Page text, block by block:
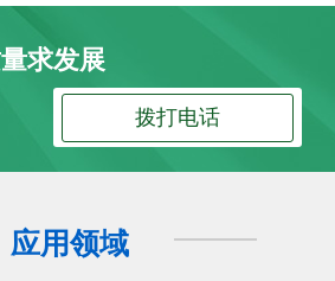
求发展
拨打电话
应用领域